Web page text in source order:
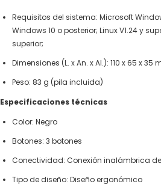
Requisitos del sistema: Microsoft
Windows 10 o posterior; Linux V1.24 y
superior;
Dimensiones (L. x An. x Al.): 110 x 65 x 35
Peso: 83 g (pila incluida)
Especificaciones técnicas
Color: Negro
Botones: 3 botones
Conectividad: Conexión inalámbrica de
Tipo de diseño: Diseño ergonómico